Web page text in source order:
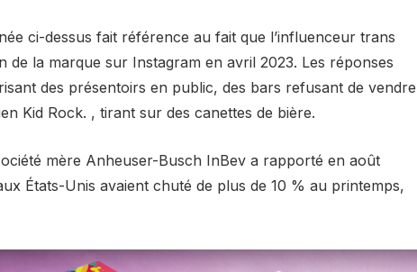
ci-dessus fait référence au fait que l’influenceur trans
la marque sur Instagram en avril 2023. Les réponses
des présentoirs en public, des bars refusant de vendre
Kid Rock. , tirant sur des canettes de bière.
mère Anheuser-Busch InBev a rapporté en août
États-Unis avaient chuté de plus de 10 % au printemps,